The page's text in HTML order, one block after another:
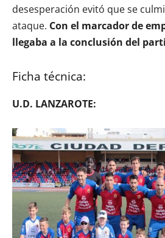
desesperación evitó que se
ataque. Con el marcador de
llegaba a la conclusión del
Ficha técnica:
U.D. LANZAROTE: